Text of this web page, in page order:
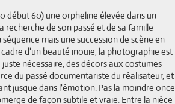
début 60) une orpheline élevée dans un
de son passé et de sa famille
mais une succession de scène en
d'un beauté inouïe, la photographie est
nécessaire, des décors aux costumes
du passé documentariste du réalisateur, et
jusque dans l'émotion. Pas la moindre once
de façon subtile et vraie. Entre la nièce